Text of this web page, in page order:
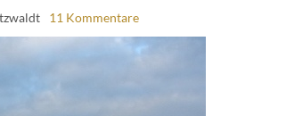
11 Kommentare